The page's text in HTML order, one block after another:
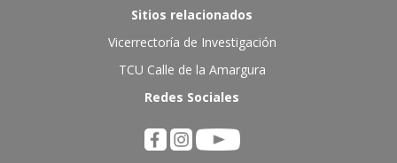
Sitios relacionados
Vicerrectoría de Investigación
TCU Calle de la Amargura
Redes Sociales